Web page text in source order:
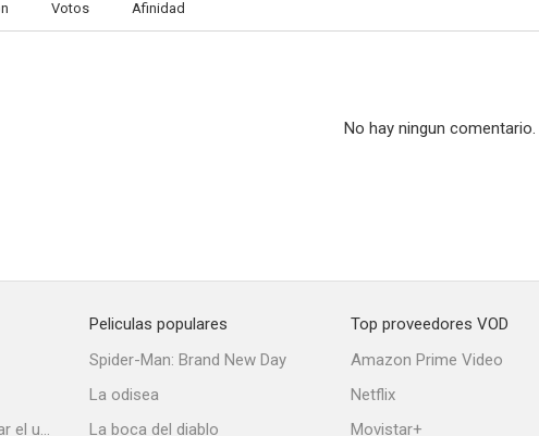
Votos Afinidad
No hay ningun comentario.
Stuart no consigue salvar el universo
Peliculas populares
Spider-Man: Brand New Day
La odisea
La boca del diablo
Top proveedores VOD
Amazon Prime Video
Netflix
Movistar+